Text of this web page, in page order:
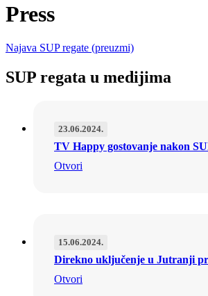
Press
Najava SUP regate (preuzmi)
SUP regata u medijima
23.06.2024.
TV Happy gostovanje nakon
Otvori
15.06.2024.
Direkno uključenje u Jutranji
Otvori